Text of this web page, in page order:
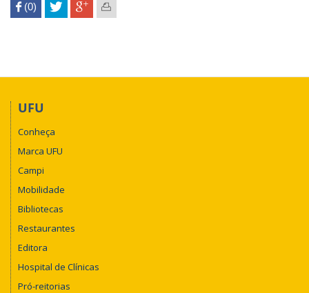
 (0)
UFU
Conheça
Marca UFU
Campi
Mobilidade
Bibliotecas
Restaurantes
Editora
Hospital de Clínicas
Pró-reitorias